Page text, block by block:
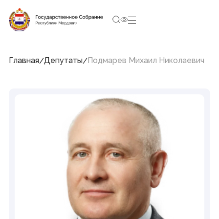
10:50:37
8 августа 2026, Суббота
Структура Государственного Собрания
Республики Мордовия
Комитеты и комиссии
Главная Депутаты Подмарев Михаил Николаевич